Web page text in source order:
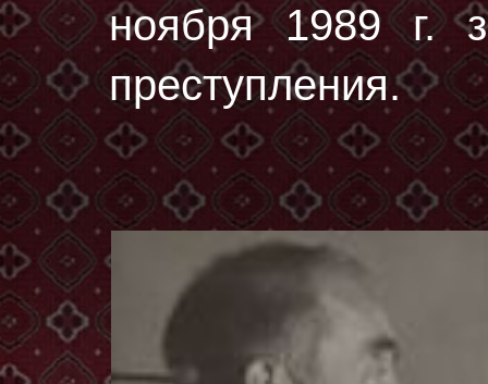
ноября 1989 г.
преступления.